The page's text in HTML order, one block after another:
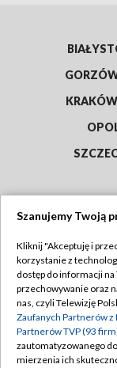
KRAKÓW
Abonament
Emisja w TVP
Centrum
Szanujemy Twoją
Kliknij "Akceptuję i
korzystanie z
dostęp do informacji
przechowywanie oraz
nas, czyli Telewizję
Zaufanych Partnerów z
Partnerów TVP (93
zautomatyzowanego
mierzenia ich